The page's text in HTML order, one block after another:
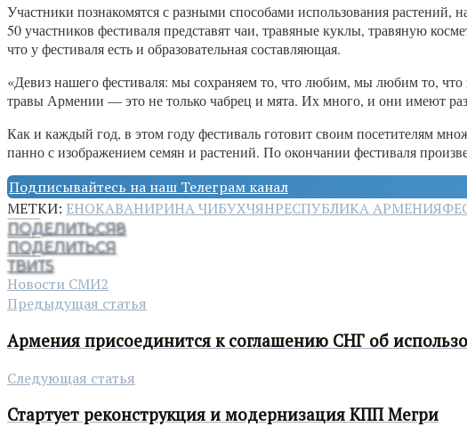
Участники познакомятся с разными способами использования растений,
50 участников фестиваля представят чаи, травяные куклы, травяную
что у фестиваля есть и образовательная составляющая.
«Девиз нашего фестиваля: мы сохраняем то, что любим, мы любим то,
травы Армении — это не только чабрец и мята. Их много, и они имеют
Как и каждый год, в этом году фестиваль готовит своим посетителям
панно с изображением семян и растений. По окончании фестиваля
Подписывайтесь на наш Телеграм канал
МЕТКИ: ЕНОКАВАНИРИНА ЧИБУХЧЯНРЕСПУБЛИКА АРМЕНИЯ
ПОДЕЛИТЬСЯ8
ПОДЕЛИТЬСЯ
ТВИТ5
Новости СМИ2
Предыдущая статья
Армения присоединится к соглашению СНГ об
Следующая статья
Стартует реконструкция и модернизация КПП Мегри